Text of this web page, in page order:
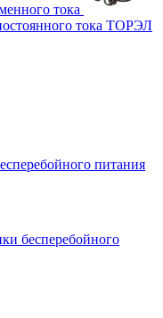
тока
тока ТОРЭЛ
питания
бесперебойного